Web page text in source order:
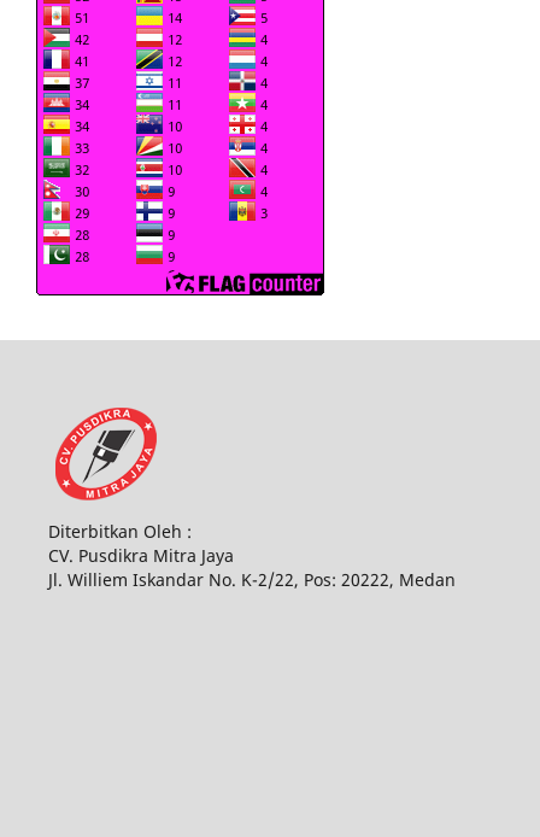
Diterbitkan Oleh :
CV. Pusdikra Mitra Jaya
Jl. Williem Iskandar No. K-2/22, Pos: 20222, Medan